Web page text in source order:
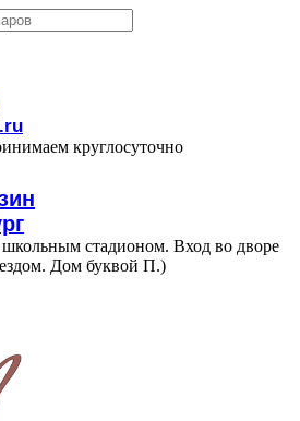
круглосуточно
стадионом. Вход во дворе
Дом буквой П.)